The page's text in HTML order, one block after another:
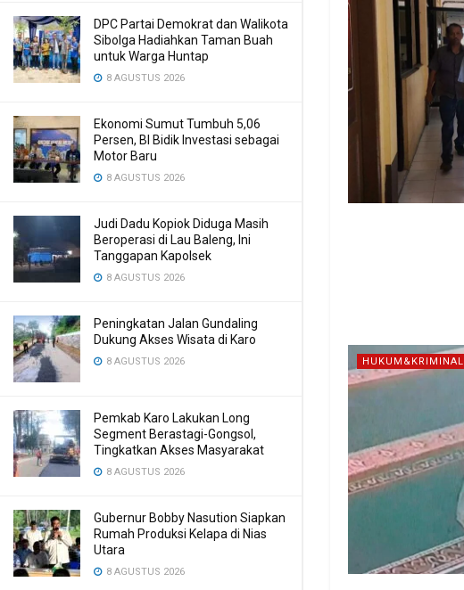
DPC Partai Demokrat dan Walikota
Sibolga Hadiahkan Taman Buah
untuk Warga Huntap
8 AGUSTUS 2026
Ekonomi Sumut Tumbuh 5,06
Persen, BI Bidik Investasi sebagai
Motor Baru
8 AGUSTUS 2026
Judi Dadu Kopiok Diduga Masih
Beroperasi di Lau Baleng, Ini
Tanggapan Kapolsek
8 AGUSTUS 2026
Peningkatan Jalan Gundaling
Dukung Akses Wisata di Karo
8 AGUSTUS 2026
Pemkab Karo Lakukan Long
Segment Berastagi-Gongsol,
Tingkatkan Akses Masyarakat
8 AGUSTUS 2026
Gubernur Bobby Nasution Siapkan
Rumah Produksi Kelapa di Nias
Utara
8 AGUSTUS 2026
HUKUM&KRIMINAL